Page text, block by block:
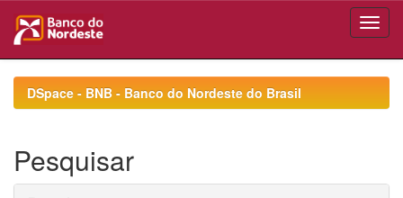
navigationDSpace - BNB - Banco do Nordeste do Brasil
Pesquisar